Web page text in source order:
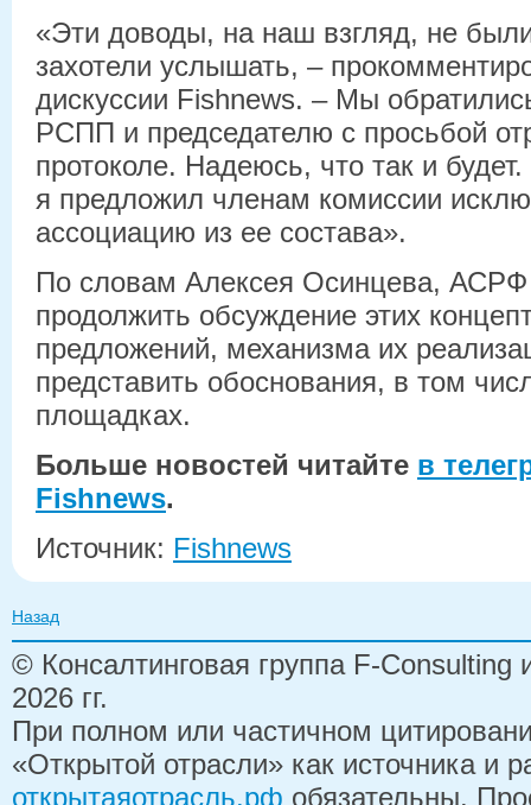
«Эти доводы, на наш взгляд, не
захотели услышать, –
дискуссии Fishnews. – Мы
РСПП и председателю с просьбой
протоколе. Надеюсь, что так и
я предложил членам комиссии
ассоциацию из ее состава».
По словам Алексея Осинцева, АСРФ
продолжить обсуждение этих
предложений, механизма их
представить обоснования, в том
площадках.
Больше новостей читайте в
Fishnews.
Источник: Fishnews
Назад
© Консалтинговая группа F-
2026 гг.
При полном или частичном
«Открытой отрасли» как источника и
открытаяотрасль.рф обязательны.